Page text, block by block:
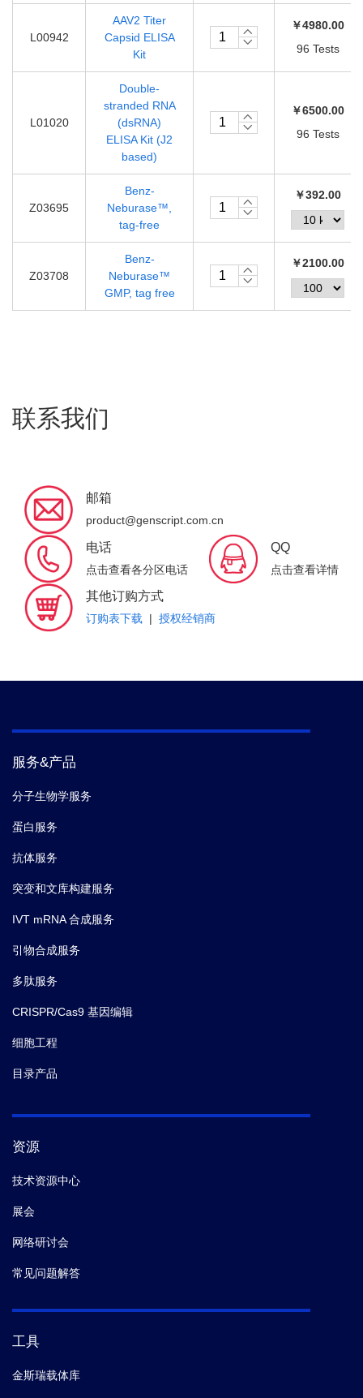
L00942
AAV2 Titer
Capsid ELISA
Kit
￥4980.00
96 Tests
L01020
Double-
stranded RNA
(dsRNA)
ELISA Kit (J2
based)
￥6500.00
96 Tests
Z03695
Benz-
Neburase™,
tag-free
￥392.00
Z03708
Benz-
Neburase™
GMP, tag free
￥2100.00
联系我们
邮箱
product@genscript.com.cn
电话
点击查看各分区电话
QQ
点击查看详情
其他订购方式
订购表下载 | 授权经销商
服务&产品
分子生物学服务
蛋白服务
抗体服务
突变和文库构建服务
IVT mRNA 合成服务
引物合成服务
多肽服务
CRISPR/Cas9 基因编辑
细胞工程
目录产品
资源
技术资源中心
展会
网络研讨会
常见问题解答
工具
金斯瑞载体库